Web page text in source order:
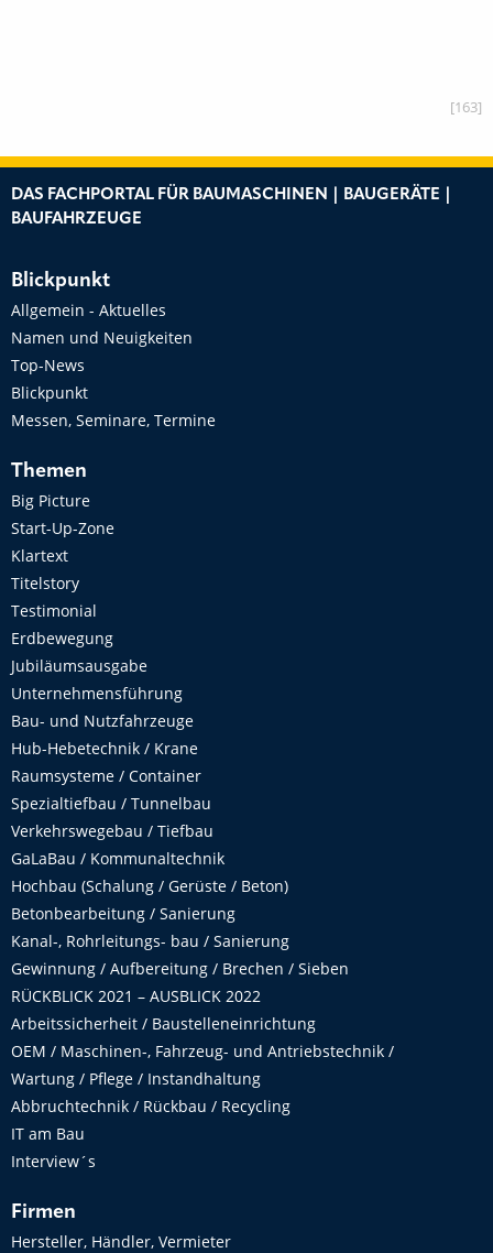
[163]
DAS FACHPORTAL FÜR BAUMASCHINEN | BAUGERÄTE |
BAUFAHRZEUGE
Blickpunkt
Allgemein - Aktuelles
Namen und Neuigkeiten
Top-News
Blickpunkt
Messen, Seminare, Termine
Themen
Big Picture
Start-Up-Zone
Klartext
Titelstory
Testimonial
Erdbewegung
Jubiläumsausgabe
Unternehmensführung
Bau- und Nutzfahrzeuge
Hub-Hebetechnik / Krane
Raumsysteme / Container
Spezialtiefbau / Tunnelbau
Verkehrswegebau / Tiefbau
GaLaBau / Kommunaltechnik
Hochbau (Schalung / Gerüste / Beton)
Betonbearbeitung / Sanierung
Kanal-, Rohrleitungs- bau / Sanierung
Gewinnung / Aufbereitung / Brechen / Sieben
RÜCKBLICK 2021 – AUSBLICK 2022
Arbeitssicherheit / Baustelleneinrichtung
OEM / Maschinen-, Fahrzeug- und Antriebstechnik /
Wartung / Pflege / Instandhaltung
Abbruchtechnik / Rückbau / Recycling
IT am Bau
Interview´s
Firmen
Hersteller, Händler, Vermieter